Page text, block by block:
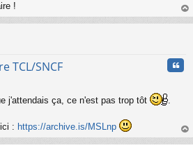
!
au
TCL/SNCF
j'attendais ça, ce n'est pas trop tôt .
: https://archive.is/MSLnp
au